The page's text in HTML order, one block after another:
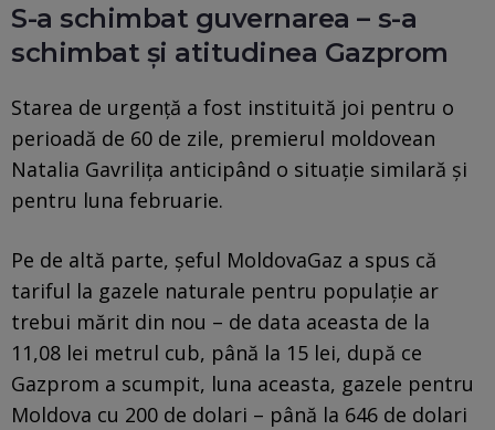
S-a schimbat guvernarea – s-a
schimbat și atitudinea Gazprom
Starea de urgență a fost instituită joi pentru o
perioadă de 60 de zile, premierul moldovean
Natalia Gavrilița anticipând o situație similară și
pentru luna februarie.
Pe de altă parte, șeful MoldovaGaz a spus că
tariful la gazele naturale pentru populație ar
trebui mărit din nou – de data aceasta de la
11,08 lei metrul cub, până la 15 lei, după ce
Gazprom a scumpit, luna aceasta, gazele pentru
Moldova cu 200 de dolari – până la 646 de dolari